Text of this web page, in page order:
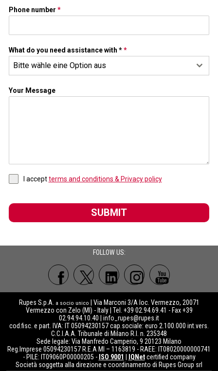
Phone number *
What do you need assistance with **
Bitte wähle eine Option aus
Your Message
I acceptterms and conditions & Privacy policy
SUBMIT
FOLLOW US:
Rupes S.p.A. a socio unico
| Via Marconi 3/A loc. Vermezzo, 20071
Vermezzo con Zelo (MI) - Italy | Tel. +39 02.94.69.41 - Fax +39
02.94.94.10.40 | info_rupes@rupes.it
cod.fisc. e part. IVA: IT 05094230157 cap.sociale: euro 2.100.000 int.vers.
C.C.I.A.A. Tribunale di Milano R.I. n. 235348
Sede legale: Via Manfredo Camperio, 9 20123 Milano
Reg.Imprese 05094230157 R.E.A MI – 1163819 - RAEE: IT08020000000741
- PILE: IT09060P00000205 - ISO 9001 IQNetcertified company
Società soggetta alla direzione e coordinamento di Rupes Group srl